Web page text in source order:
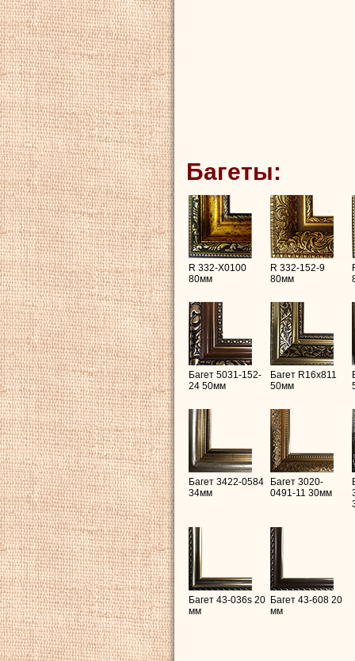
Багеты:
R 332-X0100
80мм
R 332-152-9
80мм
Багет 5031-152-
24 50мм
Багет R16х811
50мм
Багет 3422-0584
34мм
Багет 3020-
0491-11 30мм
Багет 43-036s 20
мм
Багет 43-608 20
мм